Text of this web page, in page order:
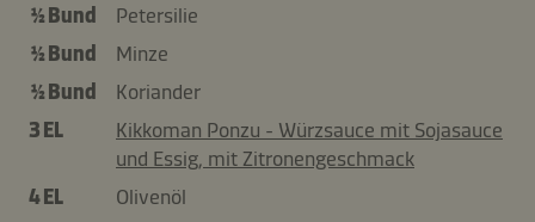
½ Bund
Petersilie
½ Bund
Minze
½ Bund
Koriander
3 EL
Kikkoman Ponzu - Würzsauce mit Sojasauce
und Essig, mit Zitronengeschmack
4 EL
Olivenöl